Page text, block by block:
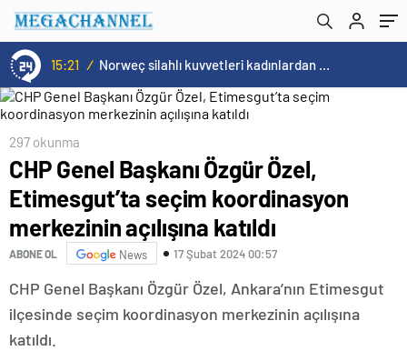
15:21 / Norweç silahlı kuvvetleri kadınlardan oluşan özel kuvvetler eğitimlerini başlattı.
katıldı
297 okunma
CHP Genel Başkanı Özgür Özel,
Etimesgut’ta seçim koordinasyon
merkezinin açılışına katıldı
ABONE OL News 17 Şubat 2024 00:57
CHP Genel Başkanı Özgür Özel, Ankara’nın Etimesgut
ilçesinde seçim koordinasyon merkezinin açılışına
katıldı.